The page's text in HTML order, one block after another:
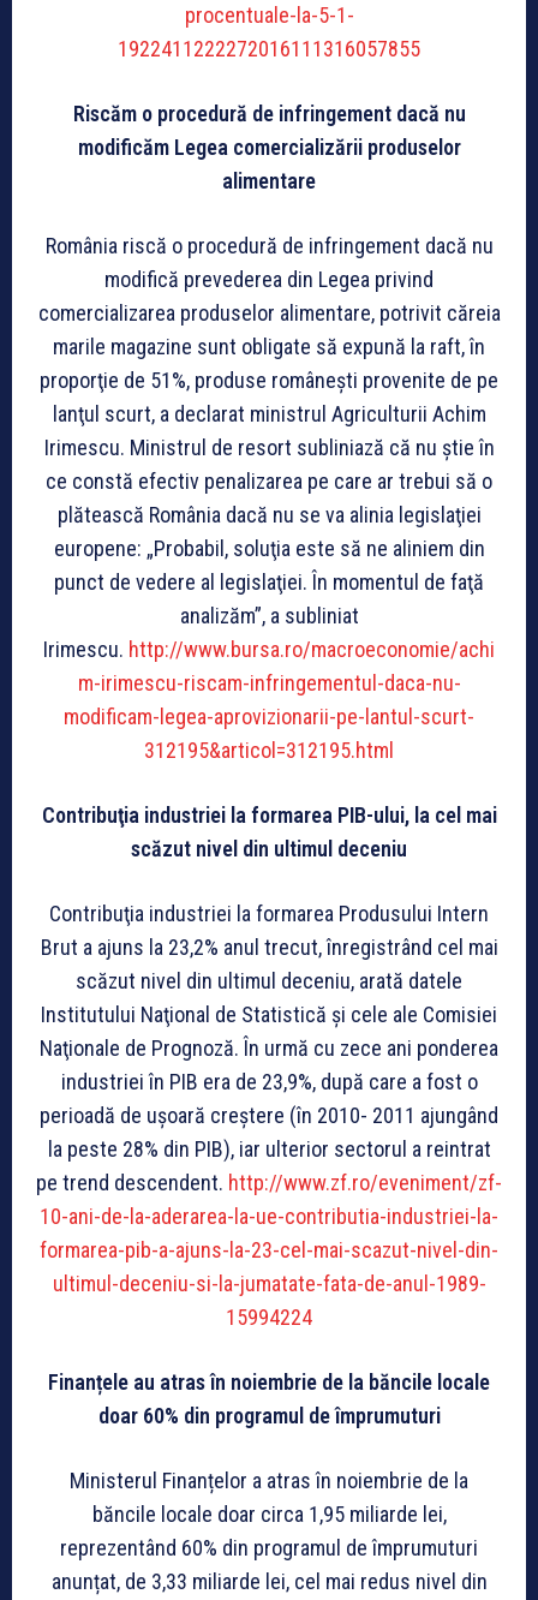
procentuale-la-5-1-
1922411222272016111316057855
Riscăm o procedură de infringement dacă nu
modificăm Legea comercializării produselor
alimentare
România riscă o procedură de infringement dacă nu
modifică prevederea din Legea privind
comercializarea produselor alimentare, potrivit căreia
marile magazine sunt obligate să expună la raft, în
proporţie de 51%, produse româneşti provenite de pe
lanţul scurt, a declarat ministrul Agriculturii Achim
Irimescu. Ministrul de resort subliniază că nu ştie în
ce constă efectiv penalizarea pe care ar trebui să o
plătească România dacă nu se va alinia legislaţiei
europene: „Probabil, soluţia este să ne aliniem din
punct de vedere al legislaţiei. În momentul de faţă
analizăm”, a subliniat
Irimescu. http://www.bursa.ro/macroeconomie/achi
m-irimescu-riscam-infringementul-daca-nu-
modificam-legea-aprovizionarii-pe-lantul-scurt-
312195&articol=312195.html
Contribuţia industriei la formarea PIB-ului, la cel mai
scăzut nivel din ultimul deceniu
Contribuţia industriei la formarea Produsului Intern
Brut a ajuns la 23,2% anul trecut, înregistrând cel mai
scăzut nivel din ultimul deceniu, arată datele
Institutului Naţional de Statistică şi cele ale Comisiei
Naţionale de Prognoză. În urmă cu zece ani ponderea
industriei în PIB era de 23,9%, după care a fost o
perioadă de uşoară creştere (în 2010- 2011 ajungând
la peste 28% din PIB), iar ulterior sectorul a reintrat
pe trend descendent. http://www.zf.ro/eveniment/zf-
10-ani-de-la-aderarea-la-ue-contributia-industriei-la-
formarea-pib-a-ajuns-la-23-cel-mai-scazut-nivel-din-
ultimul-deceniu-si-la-jumatate-fata-de-anul-1989-
15994224
Finanțele au atras în noiembrie de la băncile locale
doar 60% din programul de împrumuturi
Ministerul Finanțelor a atras în noiembrie de la
băncile locale doar circa 1,95 miliarde lei,
reprezentând 60% din programul de împrumuturi
anunțat, de 3,33 miliarde lei, cel mai redus nivel din